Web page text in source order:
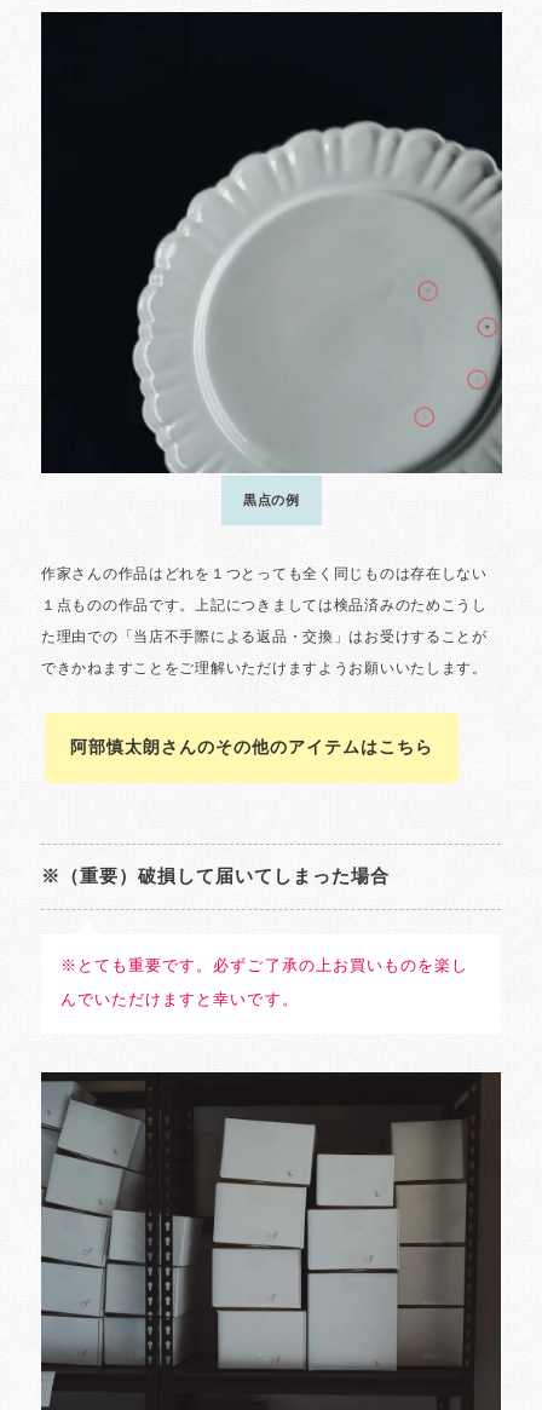
阿部慎太朗さんのその他のアイテムはこちら
※（重要）破損して届いてしまった場合
※とても重要です。必ずご了承の上お買いものを楽し
んでいただけますと幸いです。